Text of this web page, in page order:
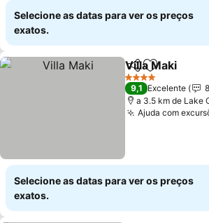
Selecione as datas para ver os preços
exatos.
PartilharAdicionar
Villa Maki
4 Estrelas
9,1 Excelente
a 3.5 km de Lake
Ajuda com
Selecione as datas para ver os preços
exatos.